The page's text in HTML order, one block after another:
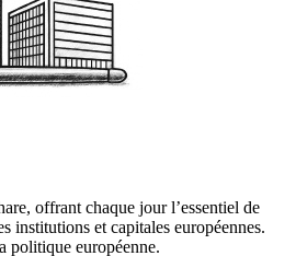
offrant chaque jour l’essentiel de
institutions et capitales européennes.
politique européenne.